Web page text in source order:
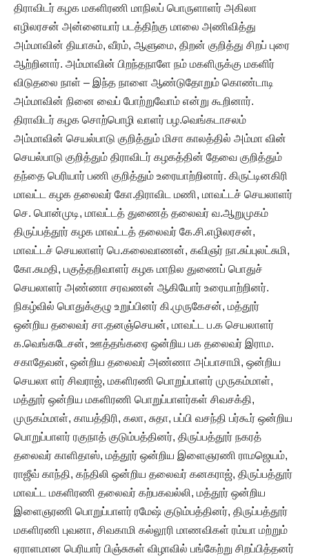
திராவிடர் கழக மகளிரணி மாநிலப் பொருளாளர் அகிலா
எழிலரசன் அன்னையார் படத்திற்கு மாலை அணிவித்து
அம்மாவின் தியாகம், வீரம், ஆளுமை, திறன் குறித்து சிறப் புரை
ஆற்றினார். அம்மாவின் பிறந்தநாளே நம் மகளிருக்கு மகளிர்
விடுதலை நாள் – இந்த நாளை ஆண்டுதோறும் கொண்டாடி
அம்மாவின் நினை வைப் போற்றுவோம் என்று கூறினார்.
திராவிடர் கழக சொற்பொழி வாளர் பழ.வெங்கடாசலம்
அம்மாவின் செயல்பாடு குறித்தும் மிசா காலத்தில் அம்மா வின்
செயல்பாடு குறித்தும் திராவிடர் கழகத்தின் தேவை குறித்தும்
தந்தை பெரியார் பணி குறித்தும் உரையாற்றினார். கிருட்டினகிரி
மாவட்ட கழக தலைவர் கோ.திராவிட மணி, மாவட்டச் செயலாளர்
செ. பொன்முடி, மாவட்டத் துணைத் தலைவர் வ.ஆறுமுகம்
திருப்பத்தூர் கழக மாவட்டத் தலைவர் கே.சி.எழிலரசன்,
மாவட்டச் செயலாளர் பெ.கலைவாணன், கவிஞர் நா.சுப்புலட்சுமி,
கோ.சுமதி, பகுத்தறிவாளர் கழக மாநில துணைப் பொதுச்
செயலாளர் அண்ணா சரவணன் ஆகியோர் உரையாற்றினர்.
நிகழ்வில் பொதுக்குழு உறுப்பினர் கி.முருகேசன், மத்தூர்
ஒன்றிய தலைவர் சா.தனஞ்செயன், மாவட்ட ப.க செயலாளர்
க.வெங்கடேசன், ஊத்தங்கரை ஒன்றிய பக தலைவர் இராம.
சகாதேவன், ஒன்றிய தலைவர் அண்ணா அப்பாசாமி, ஒன்றிய
செயலா ளர் சிவராஜ், மகளிரணி பொறுப்பாளர் முருகம்மாள்,
மத்தூர் ஒன்றிய மகளிரணி பொறுப்பாளர்கள் சிவசக்தி,
முருகம்மாள், காயத்திரி, கலா, சுதா, பப்பி வசந்தி பர்கூர் ஒன்றிய
பொறுப்பாளர் ரகுநாத் குடும்பத்தினர், திருப்பத்தூர் நகரத்
தலைவர் காளிதாஸ், மத்தூர் ஒன்றிய இளைஞரணி ராமஜெயம்,
ராஜீவ் காந்தி, கந்திலி ஒன்றிய தலைவர் கனகராஜ், திருப்பத்தூர்
மாவட்ட மகளிரணி தலைவர் கற்பகவல்லி, மத்தூர் ஒன்றிய
இளைஞரணி பொறுப்பாளர் ரமேஷ் குடும்பத்தினர், திருப்பத்தூர்
மகளிரணி புவனா, சிவகாமி கல்லூரி மாணவிகள் ரம்யா மற்றும்
ஏராளமான பெரியார் பிஞ்சுகள் விழாவில் பங்கேற்று சிறப்பித்தனர்